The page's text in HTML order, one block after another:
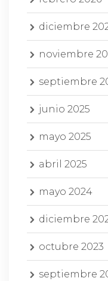
diciembre
noviembre
septiembre
junio 2025
mayo 2025
abril 2025
mayo 2024
diciembre
octubre 2023
septiembre